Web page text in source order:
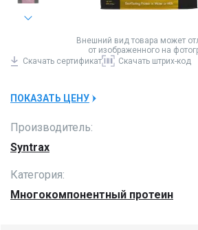
Внешний вид товара может
от изображенного на
Скачать сертификат Скачать штрих-код
ПОКАЗАТЬ ЦЕНУ
Производитель:
Syntrax
Категория:
Многокомпонентный протеин